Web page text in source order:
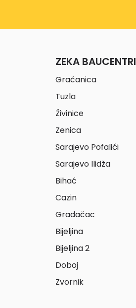
ZEKA BAUCENTRI
Gračanica
Tuzla
Živinice
Zenica
Sarajevo Pofalići
Sarajevo Ilidža
Bihać
Cazin
Gradačac
Bijeljina
Bijeljina 2
Doboj
Zvornik